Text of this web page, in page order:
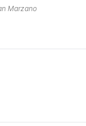
Marzano